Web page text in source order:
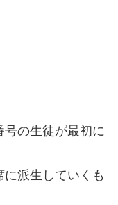
の生徒が最初に
派生していくも